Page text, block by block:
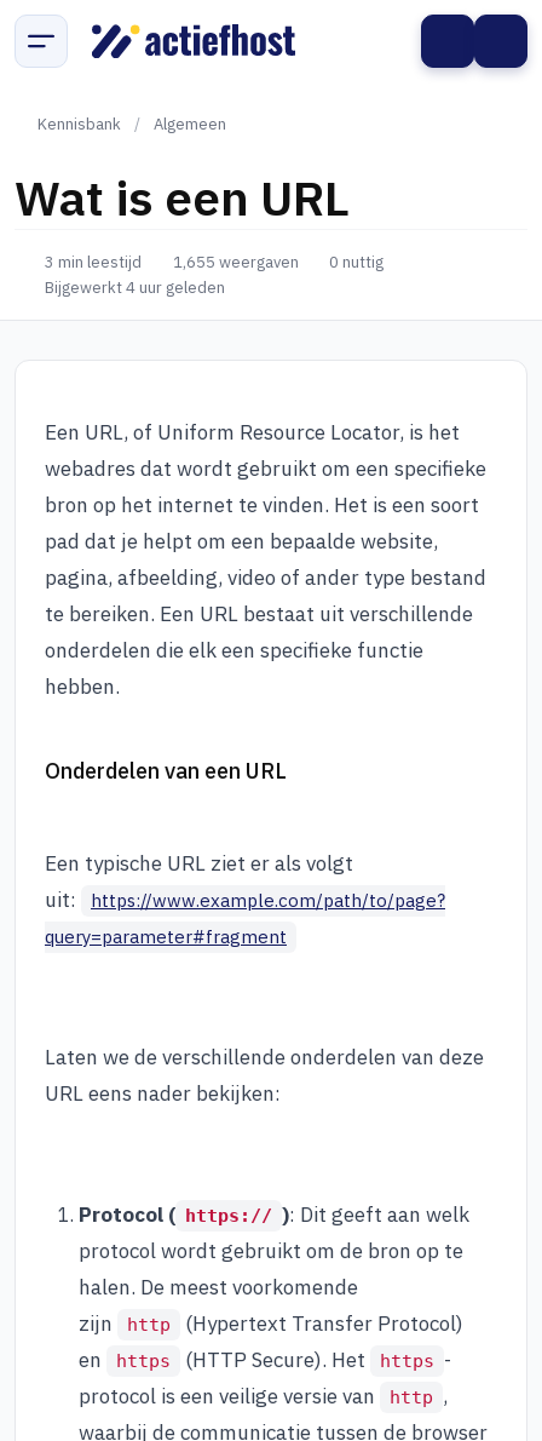
Kennisbank / Algemeen
Wat is een URL
3 min leestijd 1,655 weergaven
0 nuttig
Bijgewerkt 4 uur geleden
Een URL, of Uniform Resource Locator, is het
webadres dat wordt gebruikt om een specifieke
bron op het internet te vinden. Het is een soort
pad dat je helpt om een bepaalde website,
pagina, afbeelding, video of ander type bestand
te bereiken. Een URL bestaat uit verschillende
onderdelen die elk een specifieke functie
hebben.
Onderdelen van een URL
Een typische URL ziet er als volgt
uit:
https://www.example.com/path/to/page?
query=parameter#fragment
Laten we de verschillende onderdelen van deze
URL eens nader bekijken:
Protocol ( https:// ): Dit geeft aan welk
protocol wordt gebruikt om de bron op te
halen. De meest voorkomende
zijn
http
(Hypertext Transfer Protocol)
en
https (HTTP Secure). Het https -
protocol is een veilige versie van
http ,
waarbij de communicatie tussen de browser